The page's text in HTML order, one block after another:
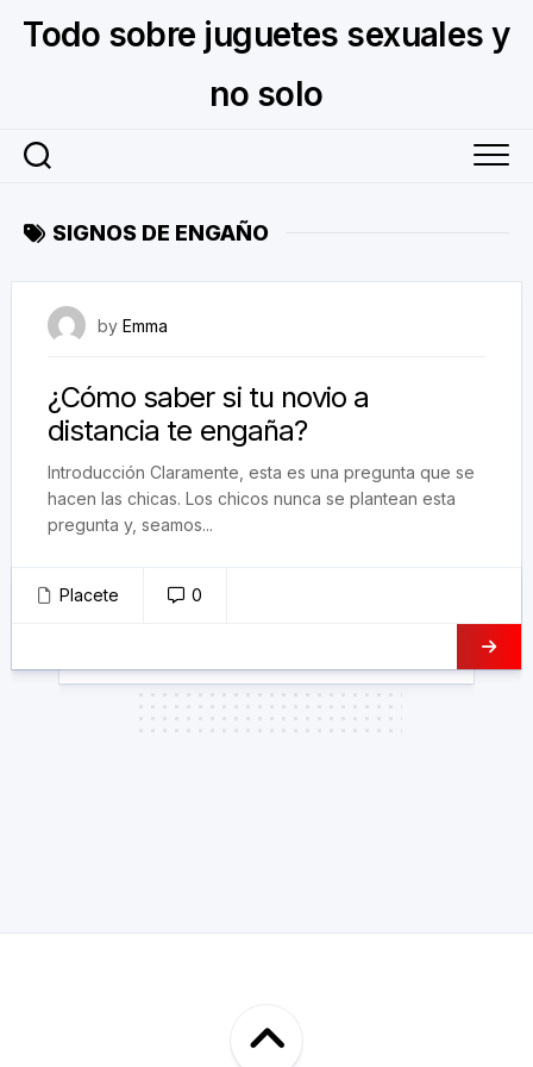
Todo sobre juguetes sexuales y
no solo
SIGNOS DE ENGAÑO
by Emma
¿Cómo saber si tu novio a
distancia te engaña?
Introducción Claramente, esta es una pregunta que se
hacen las chicas. Los chicos nunca se plantean esta
pregunta y, seamos...
Placete 0